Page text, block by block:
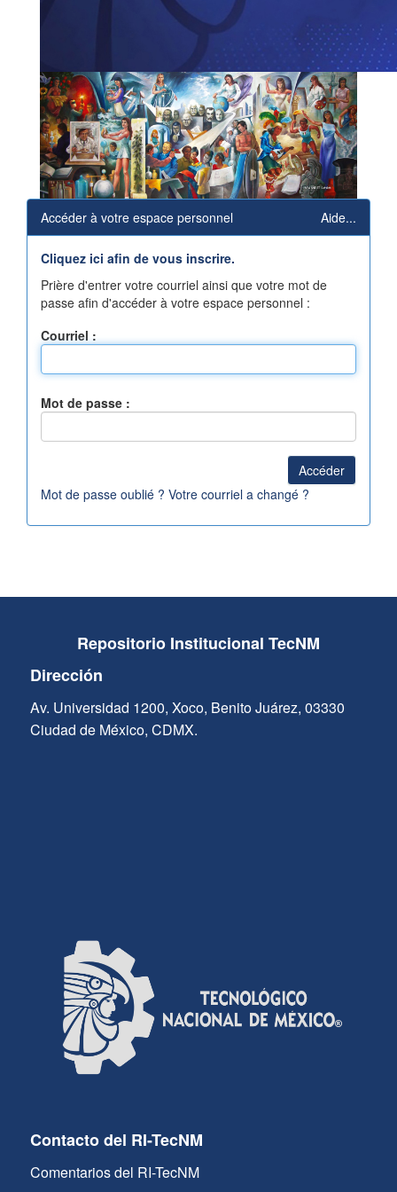
Accéder à votre espace personnel Aide...
Cliquez ici afin de vous inscrire.
Prière d'entrer votre courriel ainsi que votre mot de
passe afin d'accéder à votre espace personnel :
Courriel :
Mot de passe :
Mot de passe oublié ? Votre courriel a changé ?
Repositorio Institucional TecNM
Dirección
Av. Universidad 1200, Xoco, Benito Juárez, 03330
Ciudad de México, CDMX.
Contacto del RI-TecNM
Comentarios del RI-TecNM